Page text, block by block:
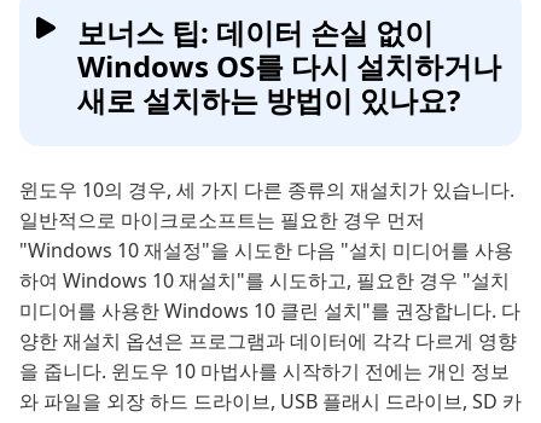
보너스 팁: 데이터 손실 없이
Windows OS를 다시 설치하거나
새로 설치하는 방법이 있나요?
윈도우 10의 경우, 세 가지 다른 종류의 재설치가 있습니다.
일반적으로 마이크로소프트는 필요한 경우 먼저
"Windows 10 재설정"을 시도한 다음 "설치 미디어를 사용
하여 Windows 10 재설치"를 시도하고, 필요한 경우 "설치
미디어를 사용한 Windows 10 클린 설치"를 권장합니다. 다
양한 재설치 옵션은 프로그램과 데이터에 각각 다르게 영향
을 줍니다. 윈도우 10 마법사를 시작하기 전에는 개인 정보
와 파일을 외장 하드 드라이브, USB 플래시 드라이브, SD 카